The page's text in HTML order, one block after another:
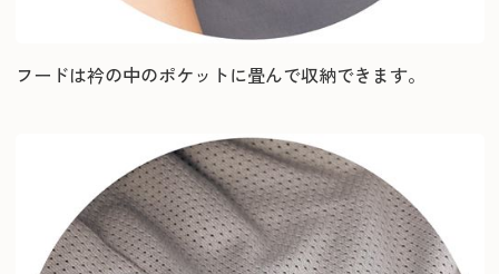
フードは衿の中のポケットに畳んで収納できます。